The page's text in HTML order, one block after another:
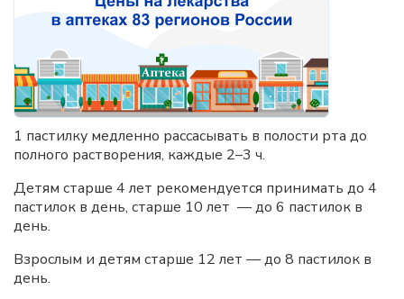
1 пастилку медленно рассасывать в полости рта до
полного растворения, каждые 2–3 ч.
Детям старше 4 лет рекомендуется принимать до 4
пастилок в день, старше 10 лет — до 6 пастилок в
день.
Взрослым и детям старше 12 лет — до 8 пастилок в
день.